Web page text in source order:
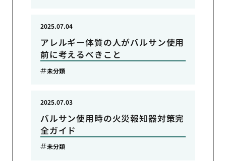
アレルギー体質の人がバルサン使用
前に考えるべきこと
2025.07.04
未分類
バルサン使用時の火災報知器対策完
全ガイド
2025.07.03
未分類